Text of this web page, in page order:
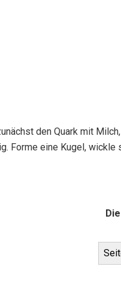
den Quark mit
Forme eine Kugel,